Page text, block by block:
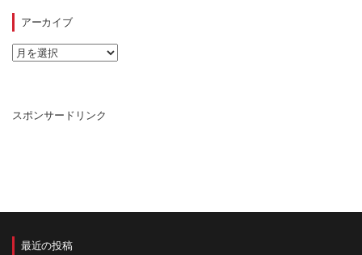
ー
アーカイブ
ア
ー
スポンサードリンク
最近の投稿